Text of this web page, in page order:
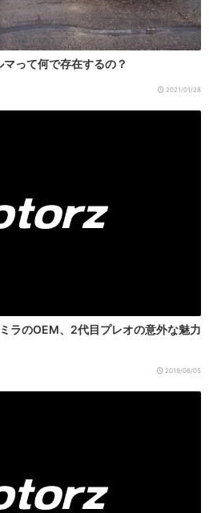
って何で存在するの？
2021/01/28
ラのOEM、2代目プレオの意外な魅力
2019/06/05